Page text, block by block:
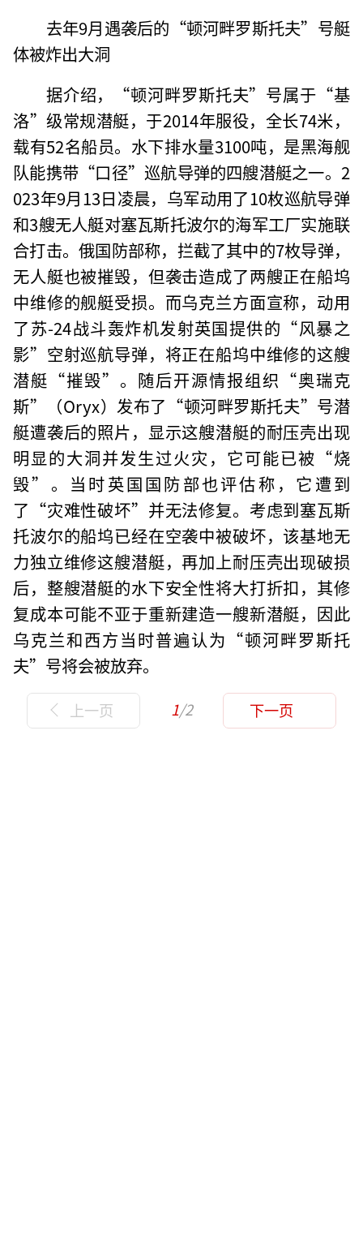
去年9月遇袭后的“顿河畔罗斯托夫”号艇
体被炸出大洞
据介绍，“顿河畔罗斯托夫”号属于“基
洛”级常规潜艇，于2014年服役，全长74米，
载有52名船员。水下排水量3100吨，是黑海舰
队能携带“口径”巡航导弹的四艘潜艇之一。2
023年9月13日凌晨，乌军动用了10枚巡航导弹
和3艘无人艇对塞瓦斯托波尔的海军工厂实施联
合打击。俄国防部称，拦截了其中的7枚导弹，
无人艇也被摧毁，但袭击造成了两艘正在船坞
中维修的舰艇受损。而乌克兰方面宣称，动用
了苏-24战斗轰炸机发射英国提供的“风暴之
影”空射巡航导弹，将正在船坞中维修的这艘
潜艇“摧毁”。随后开源情报组织“奥瑞克
斯”（Oryx）发布了“顿河畔罗斯托夫”号潜
艇遭袭后的照片，显示这艘潜艇的耐压壳出现
明显的大洞并发生过火灾，它可能已被“烧
毁”。当时英国国防部也评估称，它遭到
了“灾难性破坏”并无法修复。考虑到塞瓦斯
托波尔的船坞已经在空袭中被破坏，该基地无
力独立维修这艘潜艇，再加上耐压壳出现破损
后，整艘潜艇的水下安全性将大打折扣，其修
复成本可能不亚于重新建造一艘新潜艇，因此
乌克兰和西方当时普遍认为“顿河畔罗斯托
夫”号将会被放弃。
上一页 1/2 下一页